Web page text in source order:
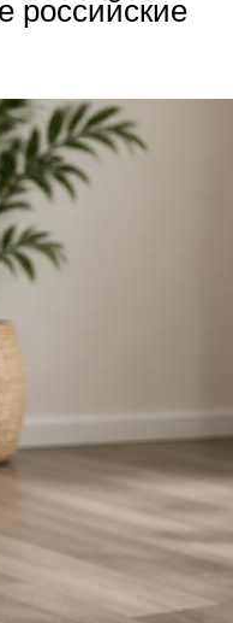
российские